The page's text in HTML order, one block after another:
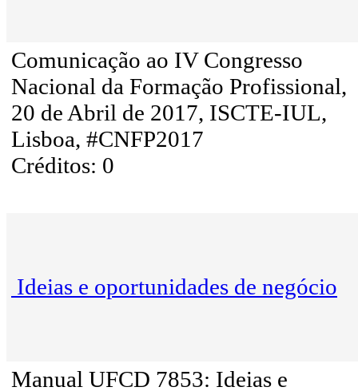
Comunicação ao IV Congresso
Nacional da Formação Profissional,
20 de Abril de 2017, ISCTE-IUL,
Lisboa, #CNFP2017
Créditos: 0
Ideias e oportunidades de negócio
Manual UFCD 7853: Ideias e